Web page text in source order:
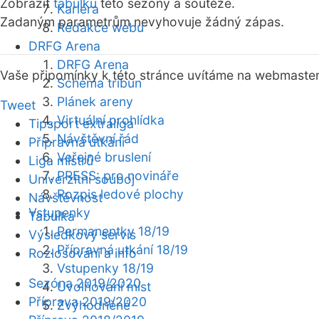
Kariéra
Redakce webu
DRFG Arena
DRFG Arena
Schéma tribun
Plánek areny
Virtuální prohlídka
Návštěvní řád
Veřejné bruslení
PRESS: pro novináře
Rozpis ledové plochy
Vstupenky
Permanentky 18/19
Přípravná utkání 18/19
Vstupenky 18/19
Uvolňování míst
Zvýhodněné
Zobrazit tabulku této sezóny a soutěže.
Zadaným parametrům nevyhovuje žádný zápas.
Vaše připomínky k této stránce uvítáme na webmaster
Tweet
Tipsport extraliga
Přípravná utkání
Liga mistrů
Univerzitní souboj
Návštěvnost
Tabulka
Výsledkový servis
Rozlosování a info
Sezóna 2019/2020
Příprava 2019/2020